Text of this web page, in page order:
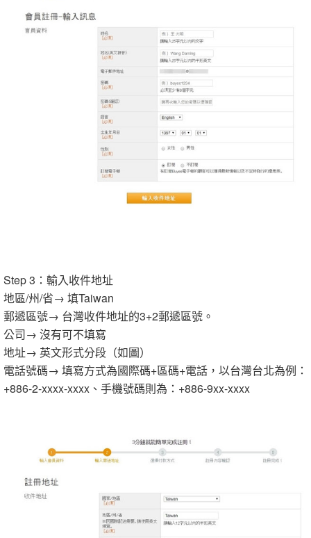
Step 3：輸入收件地址
地區/州/省→ 填Taiwan
郵遞區號→ 台灣收件地址的3+2郵遞區號。
公司→ 沒有可不填寫
地址→ 英文形式分段（如圖）
電話號碼→ 填寫方式為國際碼+區碼+電話，以台灣台北為例：
+886-2-xxxx-xxxx、手機號碼則為：+886-9xx-xxxx